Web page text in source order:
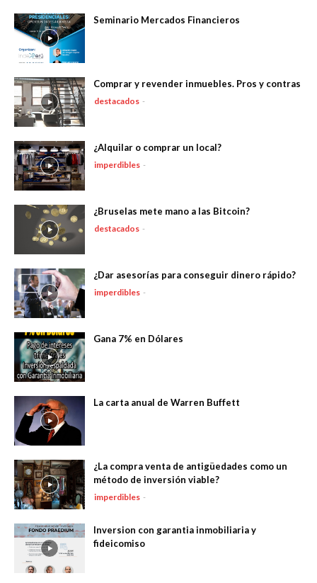
Seminario Mercados Financieros
Comprar y revender inmuebles. Pros y contras
destacados -
¿Alquilar o comprar un local?
imperdibles -
¿Bruselas mete mano a las Bitcoin?
destacados -
¿Dar asesorías para conseguir dinero rápido?
imperdibles -
Gana 7% en Dólares
La carta anual de Warren Buffett
¿La compra venta de antigüedades como un
método de inversión viable?
imperdibles -
Inversion con garantia inmobiliaria y
fideicomiso